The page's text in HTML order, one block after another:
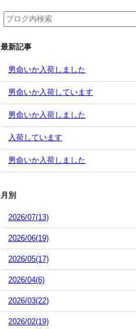
最新記事
男命いか入荷しました
男命いか入荷しています
男命いか入荷しました
入荷しています
男命いか入荷しました
月別
2026/07(13)
2026/06(19)
2026/05(17)
2026/04(6)
2026/03(22)
2026/02(19)